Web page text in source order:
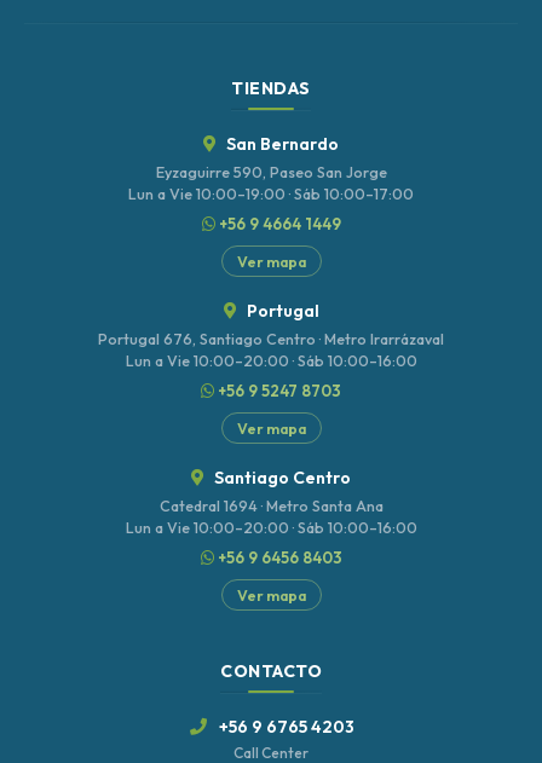
TIENDAS
San Bernardo
Eyzaguirre 590, Paseo San Jorge
Lun a Vie 10:00–19:00 · Sáb 10:00–17:00
+56 9 4664 1449
Ver mapa
Portugal
Portugal 676, Santiago Centro · Metro Irarrázaval
Lun a Vie 10:00–20:00 · Sáb 10:00–16:00
+56 9 5247 8703
Ver mapa
Santiago Centro
Catedral 1694 · Metro Santa Ana
Lun a Vie 10:00–20:00 · Sáb 10:00–16:00
+56 9 6456 8403
Ver mapa
CONTACTO
+56 9 6765 4203
Call Center